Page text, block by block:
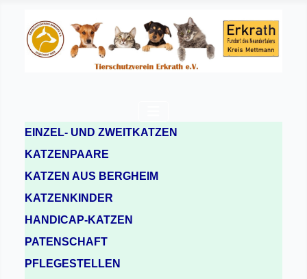
EINZEL- UND ZWEITKATZEN
KATZENPAARE
KATZEN AUS BERGHEIM
KATZENKINDER
HANDICAP-KATZEN
PATENSCHAFT
PFLEGESTELLEN